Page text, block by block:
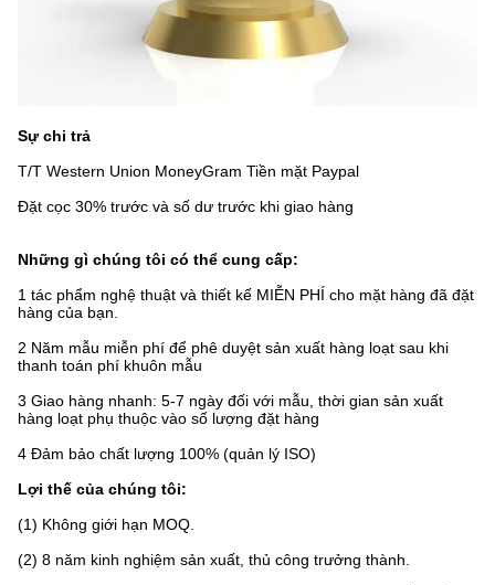
Sự chi trả
T/T Western Union MoneyGram Tiền mặt Paypal
Đặt cọc 30% trước và số dư trước khi giao hàng
Những gì chúng tôi có thể cung cấp:
1 tác phẩm nghệ thuật và thiết kế MIỄN PHÍ cho mặt hàng đã đặt
hàng của bạn.
2 Năm mẫu miễn phí để phê duyệt sản xuất hàng loạt sau khi
thanh toán phí khuôn mẫu
3 Giao hàng nhanh: 5-7 ngày đối với mẫu, thời gian sản xuất
hàng loạt phụ thuộc vào số lượng đặt hàng
4 Đảm bảo chất lượng 100% (quản lý ISO)
Lợi thế của chúng tôi:
(1) Không giới hạn MOQ.
(2) 8 năm kinh nghiệm sản xuất, thủ công trưởng thành.